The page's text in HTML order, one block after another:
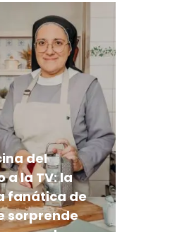
del
a la TV: la
fanática de
sorprende